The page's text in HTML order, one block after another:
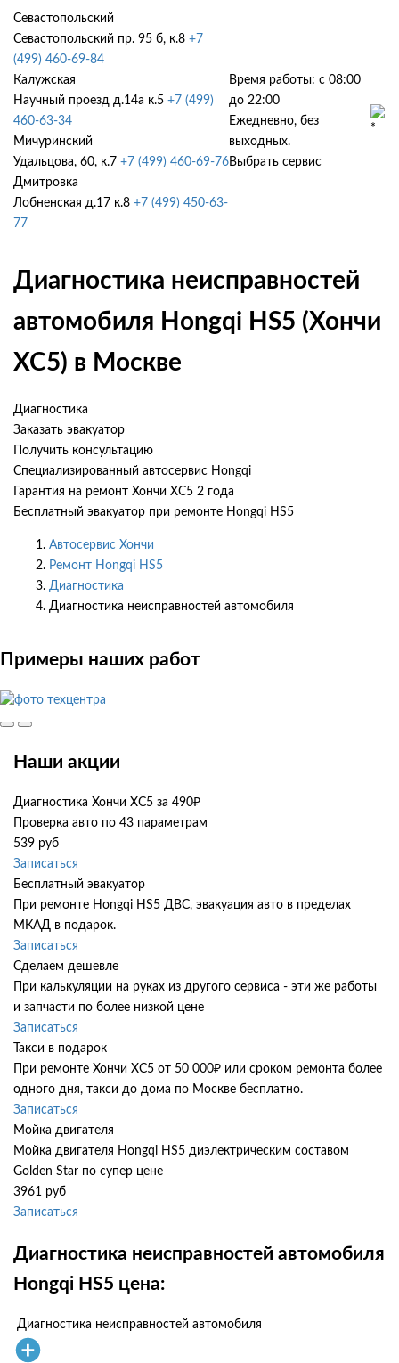
Севастопольский
Севастопольский пр. 95 б, к.8 +7
(499) 460-69-84
Калужская
Научный проезд д.14а к.5 +7 (499)
460-63-34
Мичуринский
Удальцова, 60, к.7 +7 (499) 460-69-76
Дмитровка
Лобненская д.17 к.8 +7 (499) 450-63-
77
Время работы: с 08:00
до 22:00
Ежедневно, без
выходных.
Выбрать сервис
Диагностика неисправностей
автомобиля Hongqi HS5 (Хончи
ХС5) в Москве
Диагностика
Заказать эвакуатор
Получить консультацию
Специализированный автосервис Hongqi
Гарантия на ремонт Хончи ХС5 2 года
Бесплатный эвакуатор при ремонте Hongqi HS5
Автосервис Хончи
Ремонт Hongqi HS5
Диагностика
Диагностика неисправностей автомобиля
Примеры наших работ
Наши акции
Диагностика Хончи ХС5 за 490₽
Проверка авто по 43 параметрам
539 руб
Записаться
Бесплатный эвакуатор
При ремонте Hongqi HS5 ДВС, эвакуация авто в пределах
МКАД в подарок.
Записаться
Сделаем дешевле
При калькуляции на руках из другого сервиса - эти же работы
и запчасти по более низкой цене
Записаться
Такси в подарок
При ремонте Хончи ХС5 от 50 000₽ или сроком ремонта более
одного дня, такси до дома по Москве бесплатно.
Записаться
Мойка двигателя
Мойка двигателя Hongqi HS5 диэлектрическим составом
Golden Star по супер цене
3961 руб
Записаться
Диагностика неисправностей автомобиля
Hongqi HS5 цена:
Диагностика неисправностей автомобиля